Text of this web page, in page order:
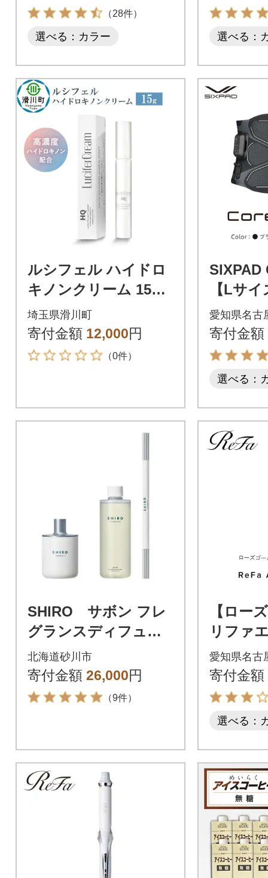
（28件）
選べる：カラー 選べる：
ルシフェル ハイドロ
キノンクリーム 15g
フェイスクリーム|19
_crl-030101
埼玉県滑川町
寄付金額 12,000円
（0件）
SIXPAD
【Lサ
スパッ
筋トレ
愛知県名古
寄付金額
選べる：
SHIRO サボン フレ
グランスディフュー
ザーキット300mL 3ヶ
月目安 [01506]
北海道砂川市
寄付金額 26,000円
（9件）
【ロー
リファ
愛知県名古
寄付金額
選べる：